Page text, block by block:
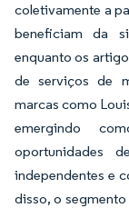
coletivamente a
beneficiam da
enquanto os
de serviços de
marcas como
emergindo
oportunidades
independentes e
disso, o